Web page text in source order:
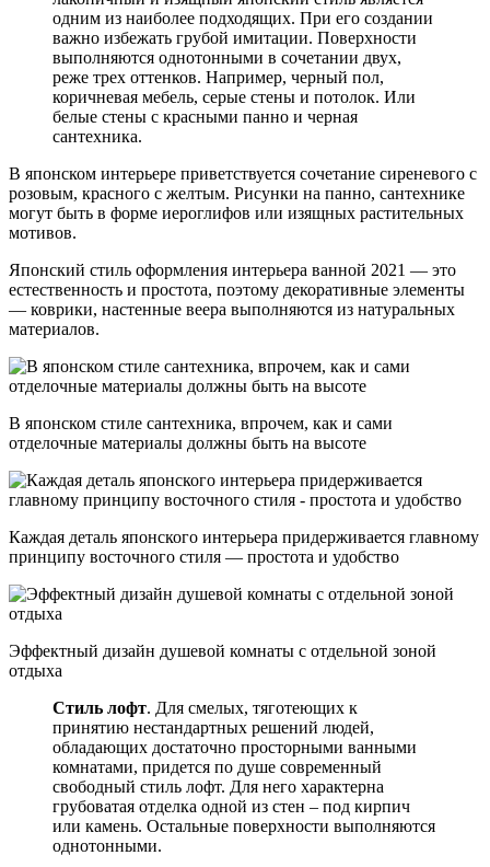
одним из наиболее подходящих. При его создании
важно избежать грубой имитации. Поверхности
выполняются однотонными в сочетании двух,
реже трех оттенков. Например, черный пол,
коричневая мебель, серые стены и потолок. Или
белые стены с красными панно и черная
сантехника.
В японском интерьере приветствуется сочетание сиреневого с
розовым, красного с желтым. Рисунки на панно, сантехнике
могут быть в форме иероглифов или изящных растительных
мотивов.
Японский стиль оформления интерьера ванной 2021 — это
естественность и простота, поэтому декоративные элементы
— коврики, настенные веера выполняются из натуральных
материалов.
В японском стиле сантехника, впрочем, как и сами
отделочные материалы должны быть на высоте
Каждая деталь японского интерьера придерживается главному
принципу восточного стиля — простота и удобство
Эффектный дизайн душевой комнаты с отдельной зоной
отдыха
Стиль лофт. Для смелых, тяготеющих к
принятию нестандартных решений людей,
обладающих достаточно просторными ванными
комнатами, придется по душе современный
свободный стиль лофт. Для него характерна
грубоватая отделка одной из стен – под кирпич
или камень. Остальные поверхности выполняются
однотонными.